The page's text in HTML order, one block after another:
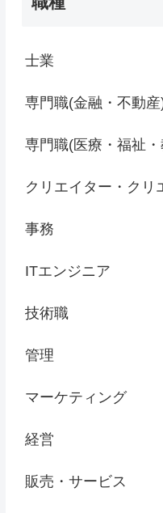
士業
専門職(金融・不動産
専門職(医療・福祉
クリエイター・クリ
事務
ITエンジニア
技術職
管理
マーケティング
経営
販売・サービス